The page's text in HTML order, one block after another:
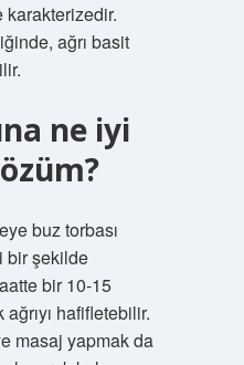
karakterizedir.
ağrı basit
ne iyi
buz torbası
bir şekilde
bir 10-15
hafifletebilir.
masaj yapmak da